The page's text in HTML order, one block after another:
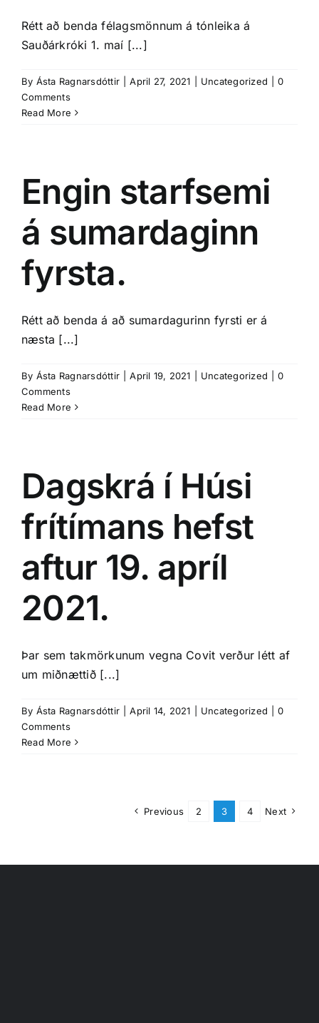
Rétt að benda félagsmönnum á tónleika á
Sauðárkróki 1. maí [...]
By Ásta Ragnarsdóttir April 27, 2021 Uncategorized
0
Comments
Read More
Engin starfsemi
á sumardaginn
fyrsta.
Rétt að benda á að sumardagurinn fyrsti er á
næsta [...]
By Ásta Ragnarsdóttir April 19, 2021 Uncategorized
0
Comments
Read More
Dagskrá í Húsi
frítímans hefst
aftur 19. apríl
2021.
Þar sem takmörkunum vegna Covit verður létt af
um miðnættið [...]
By Ásta Ragnarsdóttir April 14, 2021 Uncategorized
0
Comments
Read More
Previous 2 3 4 Next